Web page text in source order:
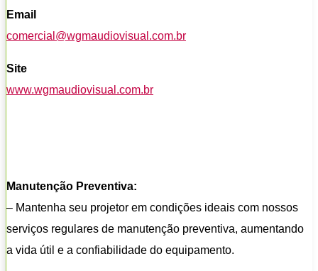
Email
comercial@wgmaudiovisual.com.br
Site
www.wgmaudiovisual.com.br
Manutenção Preventiva:
– Mantenha seu projetor em condições ideais com nossos
serviços regulares de manutenção preventiva, aumentando
a vida útil e a confiabilidade do equipamento.